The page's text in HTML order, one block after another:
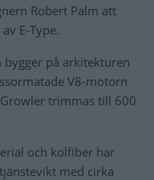
Robert Palm att
E-Type.
bygger på arkitekturen
V8-motorn
trimmas till 600
och kolfiber har
med cirka